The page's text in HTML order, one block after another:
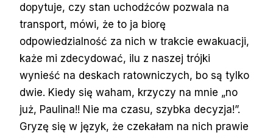
dopytuje, czy stan uchodźców pozwala na
transport, mówi, że to ja biorę
odpowiedzialność za nich w trakcie ewakuacji,
każe mi zdecydować, ilu z naszej trójki
wynieść na deskach ratowniczych, bo są tylko
dwie. Kiedy się waham, krzyczy na mnie „no
już, Paulina!! Nie ma czasu, szybka decyzja!”.
Gryzę się w język, że czekałam na nich prawie